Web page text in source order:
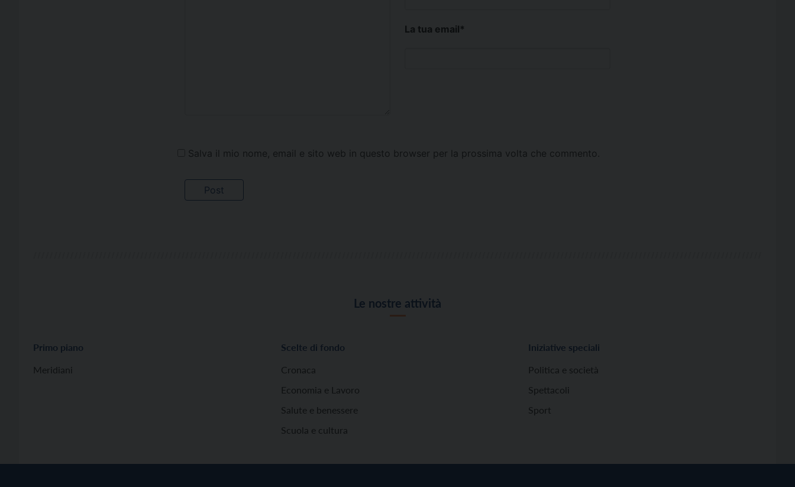
La tua email*
Salva il mio nome, email e sito web in questo browser per la prossima volta che commento.
Le nostre attività
Primo piano
Meridiani
Scelte di fondo
Cronaca
Economia e Lavoro
Salute e benessere
Scuola e cultura
Iniziative speciali
Politica e società
Spettacoli
Sport